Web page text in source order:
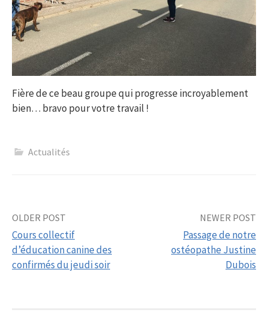
Fière de ce beau groupe qui progresse incroyablement
bien… bravo pour votre travail !
Actualités
Post
navigation
OLDER POST
Cours collectif
d’éducation canine des
confirmés du jeudi soir
NEWER POST
Passage de notre
ostéopathe Justine
Dubois